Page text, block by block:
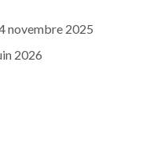
novembre 2025
2026